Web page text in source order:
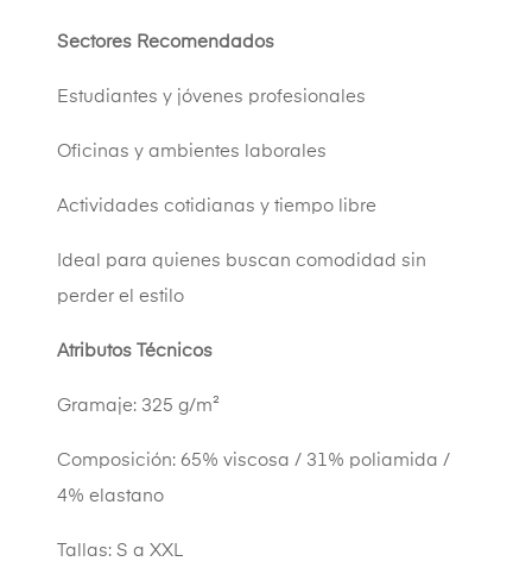
Sectores Recomendados
Estudiantes y jóvenes profesionales
Oficinas y ambientes laborales
Actividades cotidianas y tiempo libre
Ideal para quienes buscan comodidad sin
perder el estilo
Atributos Técnicos
Gramaje: 325 g/m²
Composición: 65% viscosa / 31% poliamida /
4% elastano
Tallas: S a XXL